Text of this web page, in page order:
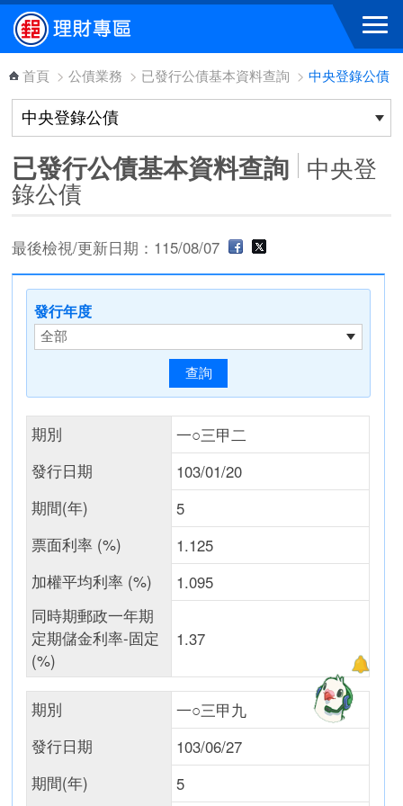
跳到主要內容區塊
首頁 > 公債業務 > 已發行公債基本資料查詢 > 中央登錄公債
已發行公債基本資料查詢 中央登
錄公債
最後檢視/更新日期：115/08/07
發行年度
期別
一○三甲二
發行日期
103/01/20
期間(年)
5
票面利率 (%)
1.125
加權平均利率 (%)
1.095
同時期郵政一年期
定期儲金利率-固定
(%)
1.37
期別
一○三甲九
發行日期
103/06/27
期間(年)
5